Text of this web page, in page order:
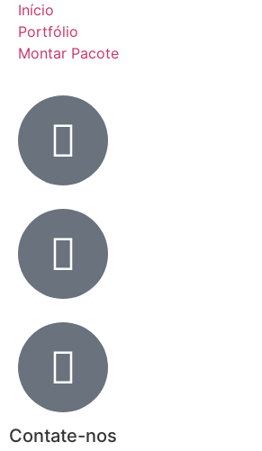
Início
Portfólio
Montar Pacote
Contate-nos